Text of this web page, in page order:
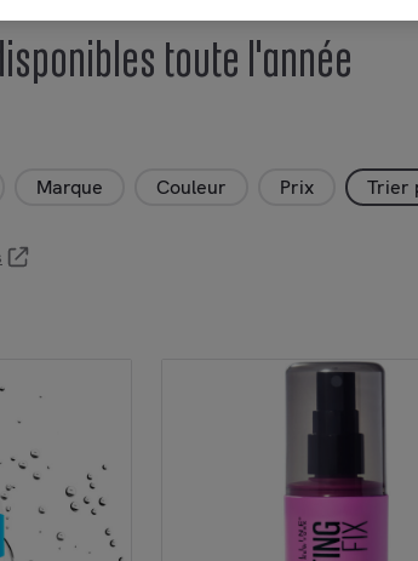
toute l'année
Marque Couleur Prix Trier